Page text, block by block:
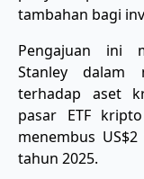
tambahan bagi
​Pengajuan ini
Stanley dalam
terhadap aset
pasar ETF
menembus
tahun 2025.